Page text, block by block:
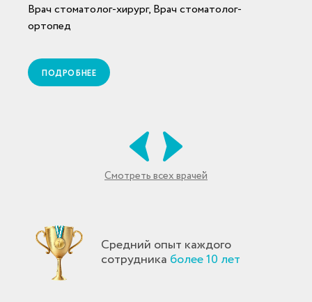
Смотреть всех врачей
Врач стоматолог-хирург, Врач стоматолог-
ортопед
ПОДРОБНЕЕ
Средний опыт каждого
сотрудника более 10 лет